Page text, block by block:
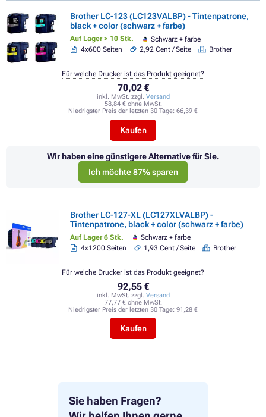
Sie haben Fragen?
Brother LC-123 (LC123VALBP) - Tintenpatrone,
black + color (schwarz + farbe)
Auf Lager > 10 Stk.
Schwarz + farbe
4x600 Seiten
2,92 Cent / Seite Brother
70,02 €
inkl. MwSt. zzgl. Versand
58,84 € ohne MwSt.
Niedrigster Preis der letzten 30 Tage: 66,39 €
Kaufen
Für welche Drucker ist das Produkt geeignet?
Wir haben eine günstigere Alternative für Sie.
Ich möchte 87% sparen
Brother LC-127-XL (LC127XLVALBP) -
Tintenpatrone, black + color (schwarz + farbe)
Auf Lager 6 Stk.
Schwarz + farbe
4x1200 Seiten
1,93 Cent / Seite Brother
92,55 €
inkl. MwSt. zzgl. Versand
77,77 € ohne MwSt.
Niedrigster Preis der letzten 30 Tage: 91,28 €
Kaufen
Für welche Drucker ist das Produkt geeignet?